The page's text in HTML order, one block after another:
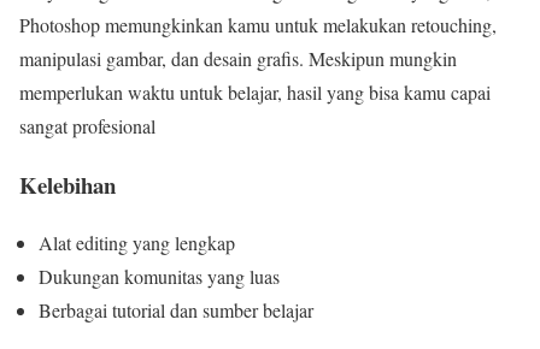
Photoshop memungkinkan kamu untuk melakukan retouching,
manipulasi gambar, dan desain grafis. Meskipun mungkin
memperlukan waktu untuk belajar, hasil yang bisa kamu capai
sangat profesional
Kelebihan
Alat editing yang lengkap
Dukungan komunitas yang luas
Berbagai tutorial dan sumber belajar